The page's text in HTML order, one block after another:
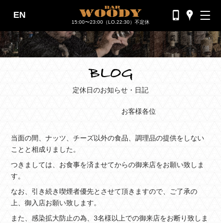
バーウッディTOP
バー ウッディについて
メニュー＆料金
おすすめカクテル
過去のブログ
EN
15:00〜23:00（LO.22:30）不定休
定休日のお知らせ・日記
お客様各位
当面の間、ナッツ、チーズ以外の食品、調理品の提供をしない
ことと相成りました。
つきましては、お食事を済ませてからの御来店をお願い致しま
す。
なお、引き続き喫煙者優先とさせて頂きますので、ご了承の
上、御入店お願い致します。
また、感染拡大防止の為、3名様以上での御来店をお断り致しま